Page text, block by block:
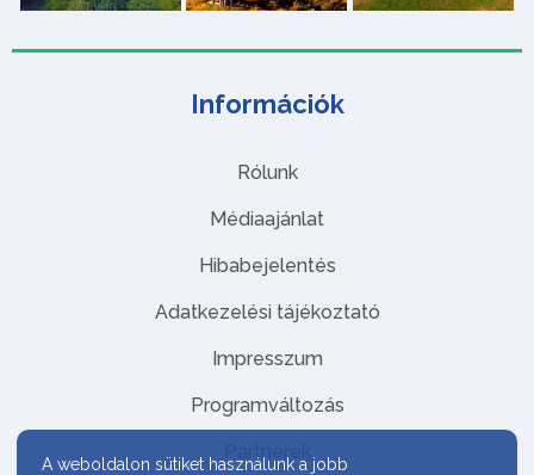
Információk
Rólunk
Médiaajánlat
Hibabejelentés
Adatkezelési tájékoztató
Impresszum
Programváltozás
Partnerek
A weboldalon sütiket használunk a jobb